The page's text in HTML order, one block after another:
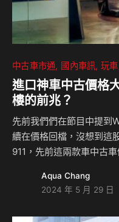
中古車市通 國內車訊 玩車
進口神車中古價格
樓的前兆？
先前我們們在節目中提到
續在價格回檔，沒想到這
911，先前這兩款車中古
出了什麼事？來聽黃總詳
Aqua Chang
2024 年 5 月 29 日